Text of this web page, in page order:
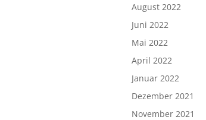
August 2022
Juni 2022
Mai 2022
April 2022
Januar 2022
Dezember 2021
November 2021